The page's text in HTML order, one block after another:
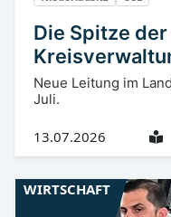
Die Spitze der
Neue Leitung im
Juli.
13.07.2026
WIRTSCHAFT